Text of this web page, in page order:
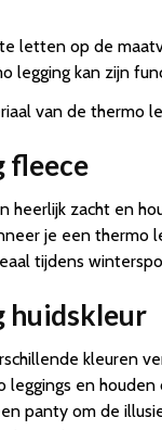
letten op de
legging kan zijn
van de thermo
fleece
heerlijk zacht en
je een thermo
tijdens
huidskleur
kleuren
leggings en
panty om de